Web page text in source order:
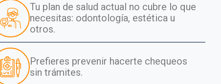
Tu plan de salud actual no cubre lo que
necesitas: odontología, estética u
otros.
Prefieres prevenir hacerte chequeos
sin trámites.